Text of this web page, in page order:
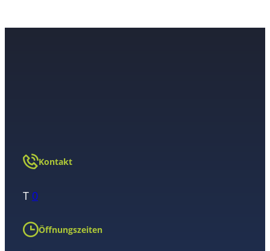
Kontakt
T 0
Öffnungszeiten